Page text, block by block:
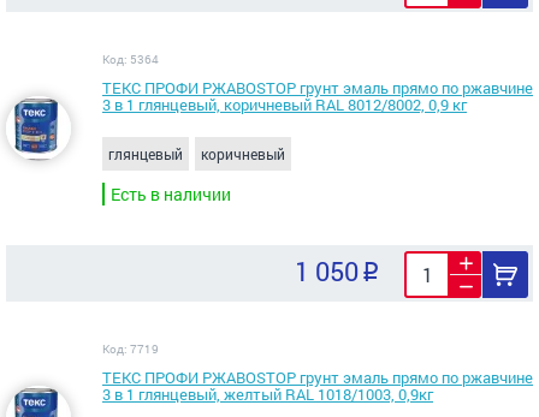
Код: 5364
ТЕКС ПРОФИ РЖАВОSTOP грунт эмаль прямо по ржавчине
3 в 1 глянцевый, коричневый RAL 8012/8002, 0,9 кг
глянцевый коричневый
Есть в наличии
1 050
Код: 7719
ТЕКС ПРОФИ РЖАВОSTOP грунт эмаль прямо по ржавчине
3 в 1 глянцевый, желтый RAL 1018/1003, 0,9кг